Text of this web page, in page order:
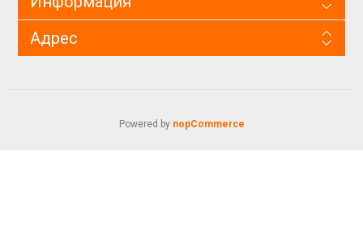
Адрес
Powered by nopCommerce